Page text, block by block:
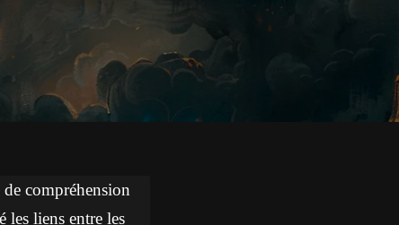
compréhension
les liens entre les